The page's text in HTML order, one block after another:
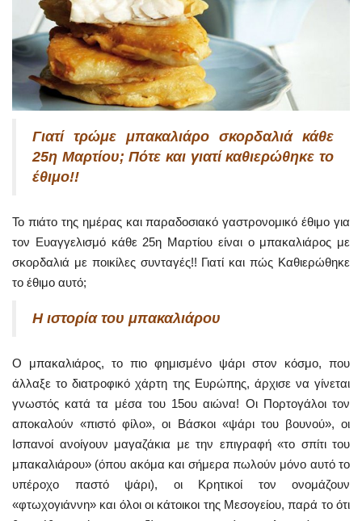
Γιατί τρώμε μπακαλιάρο σκορδαλιά κάθε
25η Μαρτίου; Πότε και γιατί καθιερώθηκε το
έθιμο!!
Το πιάτο της ημέρας και παραδοσιακό γαστρονομικό έθιμο για
τον Ευαγγελισμό κάθε 25η Μαρτίου είναι ο μπακαλιάρος με
σκορδαλιά με ποικίλες συνταγές!! Γιατί και πώς Καθιερώθηκε
το έθιμο αυτό;
Η ιστορία του μπακαλιάρου
Ο μπακαλιάρος, το πιο φημισμένο ψάρι στον κόσμο, που
άλλαξε το διατροφικό χάρτη της Ευρώπης, άρχισε να γίνεται
γνωστός κατά τα μέσα του 15ου αιώνα! Οι Πορτογάλοι τον
αποκαλούν «πιστό φίλο», οι Βάσκοι «ψάρι του βουνού», οι
Ισπανοί ανοίγουν μαγαζάκια με την επιγραφή «το σπίτι του
μπακαλιάρου» (όπου ακόμα και σήμερα πωλούν μόνο αυτό το
υπέροχο παστό ψάρι), οι Κρητικοί τον ονομάζουν
«φτωχογιάννη» και όλοι οι κάτοικοι της Μεσογείου, παρά το ότι